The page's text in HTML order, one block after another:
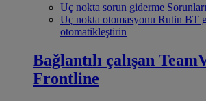
Uç nokta sorun giderme
Uç nokta otomasyonu Rutin BT
otomatikleştirin
Bağlantılı çalışan
Frontline